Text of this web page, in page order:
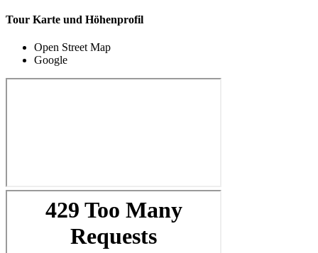
Tour Karte und Höhenprofil
Open Street Map
Google